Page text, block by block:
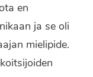
en
ja se oli
mielipide.